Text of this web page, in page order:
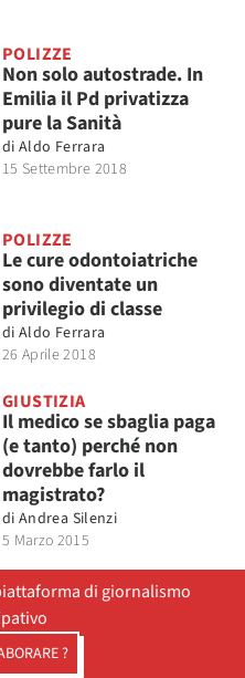
POLIZZE
Non solo autostrade. In
Emilia il Pd privatizza
pure la Sanità
di Aldo Ferrara
15 Settembre 2018
POLIZZE
Le cure odontoiatriche
sono diventate un
privilegio di classe
di Aldo Ferrara
26 Aprile 2018
GIUSTIZIA
Il medico se sbaglia paga
(e tanto) perché non
dovrebbe farlo il
magistrato?
di Andrea Silenzi
5 Marzo 2015
di giornalismo
?